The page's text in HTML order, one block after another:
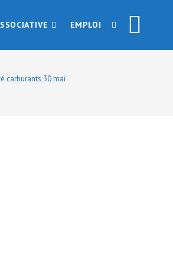
EMPLOI
carburants 30 mai